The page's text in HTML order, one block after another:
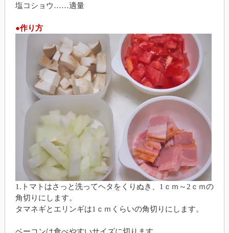
塩コショウ……適量
●作り方
1.トマトはさっと洗ってヘタをくりぬき、1ｃｍ～2ｃｍの
角切りにします。
タマネギとエリンギは1ｃｍくらいの角切りにします。
ベーコンは食べやすいサイズに切ります。